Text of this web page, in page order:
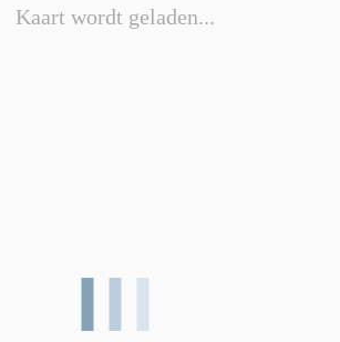
Kaart wordt geladen...